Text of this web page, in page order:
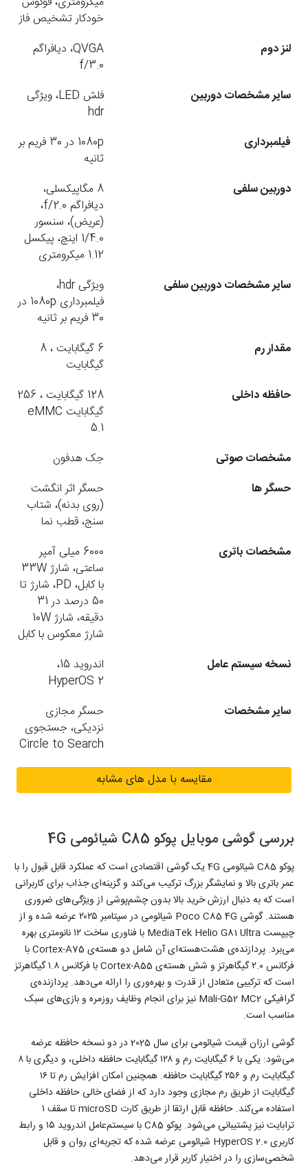
خودکار تشخیص فاز
لنز دوم
QVGA، دیافراگم
f/3.0
سایر مشخصات دوربین
فلش LED، ویژگی
hdr
فیلمبرداری
1080p در 30 فریم بر
ثانیه
دوربین سلفی
8 مگاپیکسلی،
دیافراگم f/2.0،
(عریض)، سنسور
1/4.0 اینچ، پیکسل
1.12 میکرومتری
سایر مشخصات دوربین سلفی
ویژگی hdr،
فیلمبرداری 1080p در
30 فریم بر ثانیه
مقدار رم
6 گیگابایت ، 8
گیگابایت
حافظه داخلی
128 گیگابایت ، 256
گیگابایت eMMC
5.1
مشخصات صوتی
جک هدفون
حسگر ها
حسگر اثر انگشت
(روی بدنه)، شتاب
سنج، قطب نما
مشخصات باتری
6000 میلی آمپر
ساعتی، شارژ 33W
با کابل، PD، شارژ تا
50 درصد در 31
دقیقه، شارژ 10W
شارژ معکوس با کابل
نسخه سیستم عامل
اندروید 15،
HyperOS 2
سایر مشخصات
حسگر مجازی
نزدیکی، جستجوی
Circle to Search
مقایسه با مدل های مشابه
بررسی گوشی موبایل پوکو C85 شیائومی 4G
پوکو C85 شیائومی 4G یک گوشی اقتصادی است که عملکرد قابل قبول را با
عمر باتری بالا و نمایشگر بزرگ ترکیب می‌کند و گزینه‌ای جذاب برای کاربرانی
است که به دنبال ارزش خرید بالا بدون چشم‌پوشی از ویژگی‌های ضروری
هستند. گوشی Poco C85 4G شیائومی در سپتامبر ۲۰۲۵ عرضه شده و از
چیپست MediaTek Helio G81 Ultra با فناوری ساخت ۱۲ نانومتری بهره
می‌برد. پردازنده‌ی هشت‌هسته‌ای آن شامل دو هسته‌ی Cortex-A75 با
فرکانس ۲.۰ گیگاهرتز و شش هسته‌ی Cortex-A55 با فرکانس ۱.۸ گیگاهرتز
است که ترکیبی متعادل از قدرت و بهره‌وری را ارائه می‌دهد. پردازنده‌ی
گرافیکی Mali-G52 MC2 نیز برای انجام وظایف روزمره و بازی‌های سبک
مناسب است.
گوشی ارزان قیمت شیائومی برای سال 2025 در دو نسخه حافظه عرضه
می‌شود: یکی با ۶ گیگابایت رم و ۱۲۸ گیگابایت حافظه داخلی، و دیگری با ۸
گیگابایت رم و ۲۵۶ گیگابایت حافظه. همچنین امکان افزایش رم تا ۱۶
گیگابایت از طریق رم مجازی وجود دارد که از فضای خالی حافظه داخلی
استفاده می‌کند. حافظه قابل ارتقا از طریق کارت microSD تا سقف ۱
ترابایت نیز پشتیبانی می‌شود. پوکو C85 با سیستم‌عامل اندروید ۱۵ و رابط
کاربری HyperOS 2.0 شیائومی عرضه شده که تجربه‌ای روان و قابل
شخصی‌سازی را در اختیار کاربر قرار می‌دهد.